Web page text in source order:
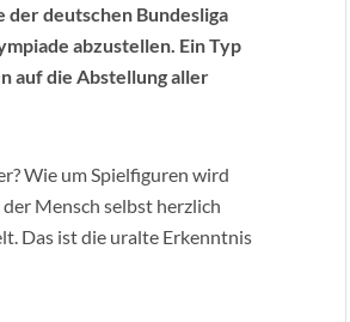
deutschen Bundesliga
abzustellen. Ein Typ
auf die Abstellung aller
Wie um Spielfiguren wird
Mensch selbst herzlich
Das ist die uralte Erkenntnis